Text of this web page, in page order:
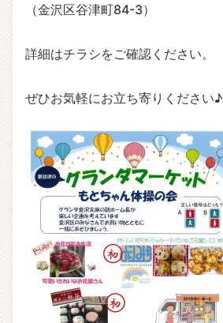
（金沢区谷津町84-3）
詳細はチラシをご確認ください。
ぜひお気軽にお立ち寄りください♪